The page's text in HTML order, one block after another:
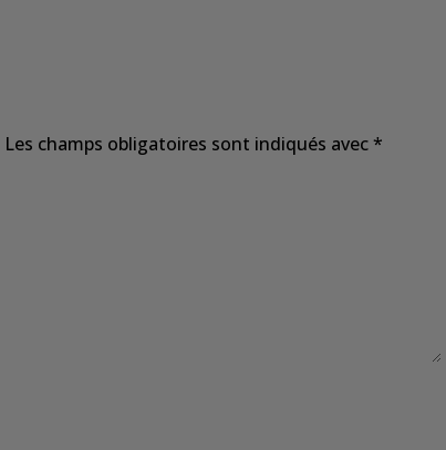
Les champs obligatoires sont indiqués avec*